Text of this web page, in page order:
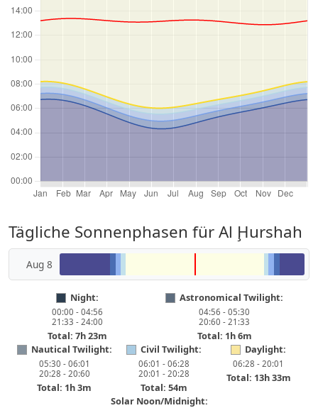
Tägliche Sonnenphasen für Al Ḩurshah
Aug 8
Night:
00:00 - 04:56
21:33 - 24:00
Total: 7h 23m
Astronomical Twilight:
04:56 - 05:30
20:60 - 21:33
Total: 1h 6m
Nautical Twilight:
05:30 - 06:01
20:28 - 20:60
Total: 1h 3m
Civil Twilight:
06:01 - 06:28
20:01 - 20:28
Total: 54m
Daylight:
06:28 - 20:01
Total: 13h 33m
Solar Noon/Midnight: